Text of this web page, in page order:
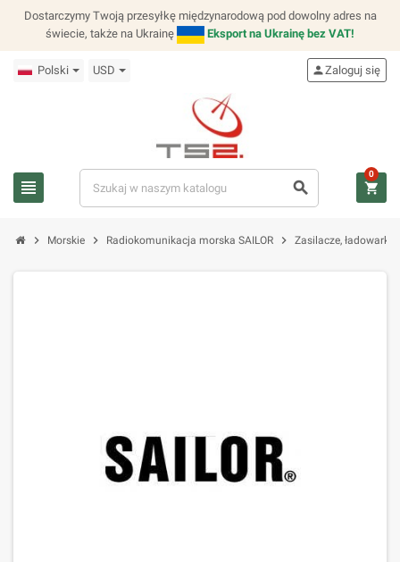
Dostarczymy Twoją przesyłkę międzynarodową pod dowolny adres na
świecie, także na Ukrainę
Eksport na Ukrainę bez VAT!
Polski USD
view_headline search
personZaloguj się
shopping_cart
0
chevron_right Morskie chevron_right Radiokomunikacja morska SAILOR chevron_right Zasilacze,